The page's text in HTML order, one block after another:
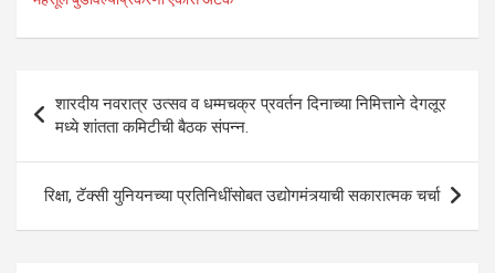
s
A
p
b
o
k
er dI
n
navigation
शारदीय नवरात्र उत्सव व धम्मचक्र प्रवर्तन दिनाच्या निमित्ताने देगलूर
मध्ये शांतता कमिटीची बैठक संपन्न.
रिक्षा, टॅक्सी युनियनच्या प्रतिनिधींसोबत उद्योगमंत्र्याची सकारात्मक चर्चा